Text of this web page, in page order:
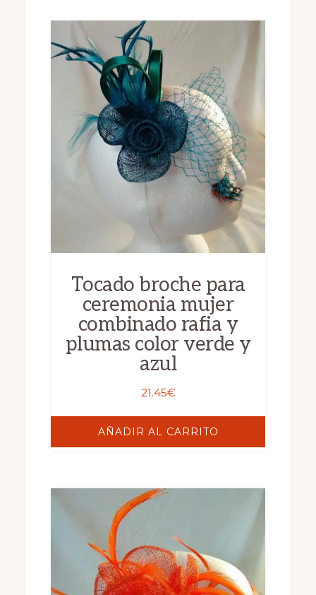
Tocado broche para
ceremonia mujer
combinado rafia y
plumas color verde y
azul
21.45€
AÑADIR AL CARRITO